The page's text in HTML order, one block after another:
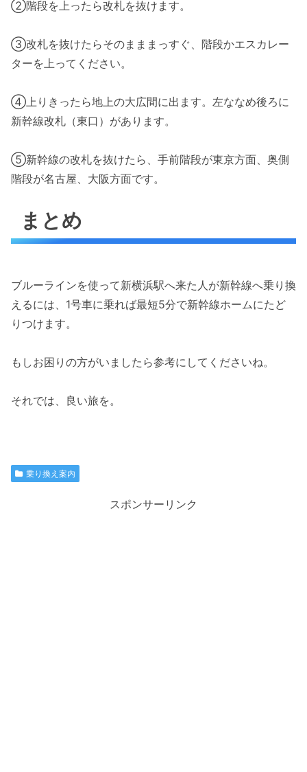
②階段を上ったら改札を抜けます。
③改札を抜けたらそのまままっすぐ、階段かエスカレー
ターを上ってください。
④上りきったら地上の大広間に出ます。左ななめ後ろに
新幹線改札（東口）があります。
⑤新幹線の改札を抜けたら、手前階段が東京方面、奥側
階段が名古屋、大阪方面です。
まとめ
ブルーラインを使って新横浜駅へ来た人が新幹線へ乗り換
えるには、1号車に乗れば最短5分で新幹線ホームにたど
りつけます。
もしお困りの方がいましたら参考にしてくださいね。
それでは、良い旅を。
乗り換え案内
スポンサーリンク